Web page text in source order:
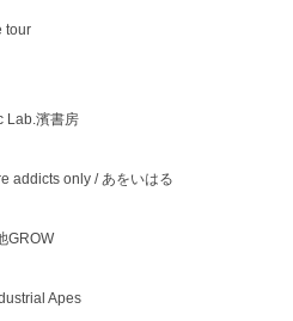
tour
Lab.濱書房
addicts only / あをいはる
GROW
Apes